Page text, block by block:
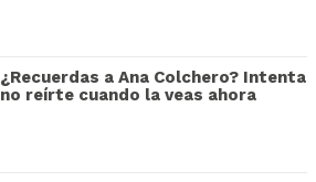
¿Recuerdas a Ana Colchero? Intenta
no reírte cuando la veas ahora